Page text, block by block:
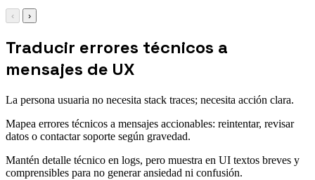
‹ ›
Traducir errores técnicos a
mensajes de UX
La persona usuaria no necesita stack traces; necesita acción clara.
Mapea errores técnicos a mensajes accionables: reintentar, revisar
datos o contactar soporte según gravedad.
Mantén detalle técnico en logs, pero muestra en UI textos breves y
comprensibles para no generar ansiedad ni confusión.